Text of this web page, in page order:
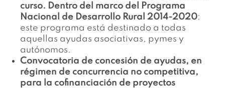
curso. Dentro del marco del Programa
Nacional de Desarrollo Rural 2014-2020:
este programa está destinado a todas
aquellas ayudas asociativas, pymes y
autónomos.
Convocatoria de concesión de ayudas, en
régimen de concurrencia no competitiva,
para la cofinanciación de proyectos